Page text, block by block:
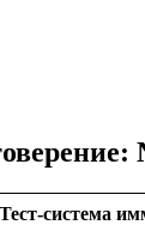
система